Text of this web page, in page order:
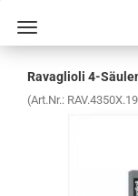
Ra­vaglio­li 4-​
(Art.Nr.: